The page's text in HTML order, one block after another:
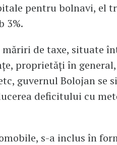
pentru bolnavi, el
3%.
de taxe, situate
proprietăți în
guvernul Bolojan se
deficitului cu
s-a inclus în